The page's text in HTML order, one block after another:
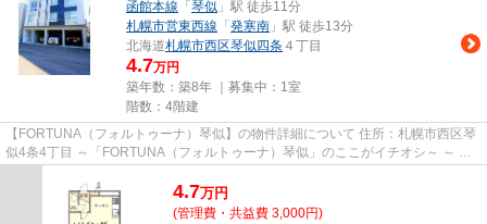
函館本線 「 琴似 」駅 徒歩11分
札幌市営東西線 「 発寒南 」駅 徒歩13分
北海道札幌市西区琴似四条 ４丁目
4.7万円
築年数：築8年 ｜募集中： 1室
階数：4階建
【FORTUNA（フォルトゥーナ）琴似】の物件詳細について 住所：札幌市西区琴
似4条4丁目 ～「FORTUNA（フォルトゥーナ）琴似」のここがイチオシ～ ～ 東
4.7万円
(管理費・共益費 3,000円)